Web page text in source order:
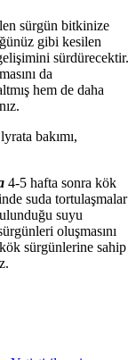
sürgün bitkinize
gibi kesilen
sürdürecektir.
da
hem de daha
4-5 hafta sonra kök
suda tortulaşmalar
suyu
oluşmasını
sürgünlerine sahip